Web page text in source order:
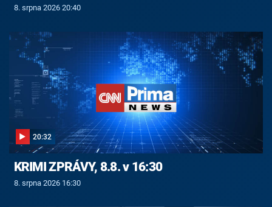
8. srpna 2026 20:40
20:32
KRIMI ZPRÁVY, 8.8. v 16:30
8. srpna 2026 16:30